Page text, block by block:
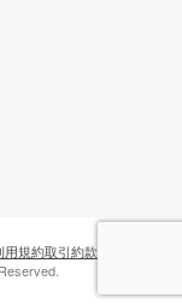
用規約取引約款